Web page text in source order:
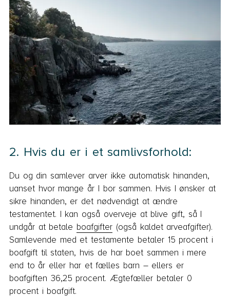
2. Hvis du er i et samlivsforhold:
Du og din samlever arver ikke automatisk hinanden,
uanset hvor mange år I bor sammen. Hvis I ønsker at
sikre hinanden, er det nødvendigt at ændre
testamentet. I kan også overveje at blive gift, så I
undgår at betale boafgifter (også kaldet arveafgifter).
Samlevende med et testamente betaler 15 procent i
boafgift til staten, hvis de har boet sammen i mere
end to år eller har et fælles barn – ellers er
boafgiften 36,25 procent. Ægtefæller betaler 0
procent i boafgift.